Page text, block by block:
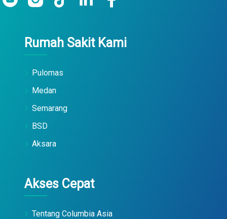
Rumah Sakit Kami
Pulomas
Medan
Semarang
BSD
Aksara
Akses Cepat
Tentang Columbia Asia